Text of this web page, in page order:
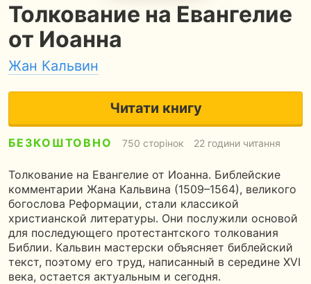
Толкование на Евангелие
от Иоанна
Жан Кальвин
Читати книгу
БЕЗКОШТОВНО 750 сторінок 22 години читання
Толкование на Евангелие от Иоанна. Библейские
комментарии Жана Кальвина (1509–1564), великого
богослова Реформации, стали классикой
христианской литературы. Они послужили основой
для последующего протестантского толкования
Библии. Кальвин мастерски объясняет библейский
текст, поэтому его труд, написанный в середине XVI
века, остается актуальным и сегодня.